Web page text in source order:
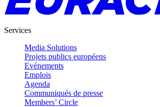
Services
Media Solutions
Projets publics européens
Evénements
Emplois
Agenda
Communiqués de presse
Members’ Circle